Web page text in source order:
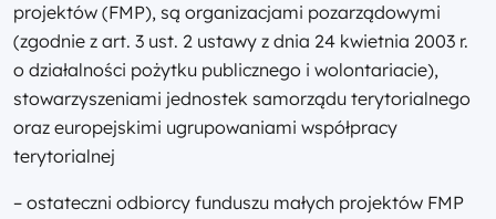
projektów (FMP), są organizacjami pozarządowymi
(zgodnie z art. 3 ust. 2 ustawy z dnia 24 kwietnia 2003 r.
o działalności pożytku publicznego i wolontariacie),
stowarzyszeniami jednostek samorządu terytorialnego
oraz europejskimi ugrupowaniami współpracy
terytorialnej
– ostateczni odbiorcy funduszu małych projektów FMP